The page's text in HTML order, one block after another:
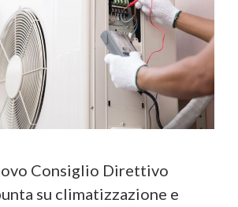
Consiglio Direttivo
su climatizzazione e